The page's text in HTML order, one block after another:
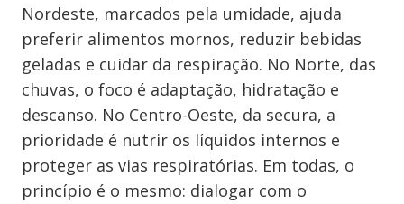
Nordeste, marcados pela umidade, ajuda
preferir alimentos mornos, reduzir bebidas
geladas e cuidar da respiração. No Norte, das
chuvas, o foco é adaptação, hidratação e
descanso. No Centro-Oeste, da secura, a
prioridade é nutrir os líquidos internos e
proteger as vias respiratórias. Em todas, o
princípio é o mesmo: dialogar com o